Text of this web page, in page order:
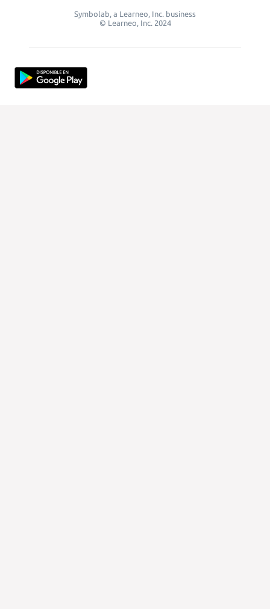
Symbolab, a Learneo, Inc. business
© Learneo, Inc. 2024